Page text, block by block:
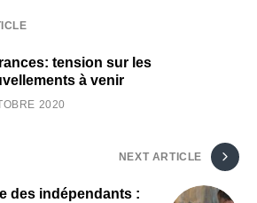
tension sur les
à venir
2020
NEXT ARTICLE
des indépendants :